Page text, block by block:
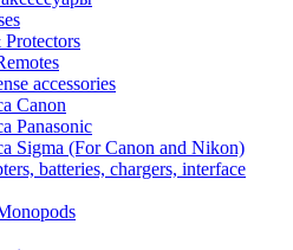
accessories
Canon
Panasonic
Sigma (For Canon and Nikon)
batteries, chargers, interface